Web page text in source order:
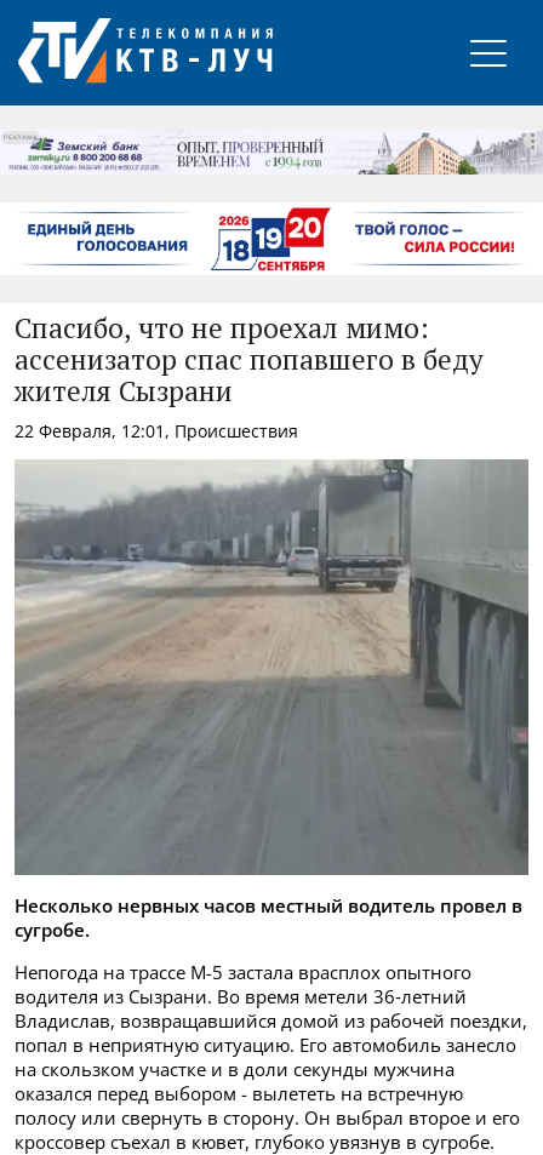
РЕКЛАМА
Спасибо, что не проехал мимо:
ассенизатор спас попавшего в беду
жителя Сызрани
22 Февраля, 12:01, Происшествия
Несколько нервных часов местный водитель провел в
сугробе.
Непогода на трассе М-5 застала врасплох опытного
водителя из Сызрани. Во время метели 36‑летний
Владислав, возвращавшийся домой из рабочей поездки,
попал в неприятную ситуацию. Его автомобиль занесло
на скользком участке и в доли секунды мужчина
оказался перед выбором - вылететь на встречную
полосу или свернуть в сторону. Он выбрал второе и его
кроссовер съехал в кювет, глубоко увязнув в сугробе.